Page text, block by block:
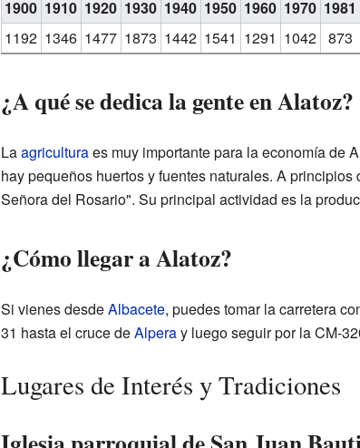
1900 1910 1920 1930 1940 1950 1960 1970 1981
1192 1346 1477 1873 1442 1541 1291 1042 873
¿A qué se dedica la gente en Alatoz?
Laagriculturaes muy importante para la economía de
hay pequeños huertos y fuentes naturales. A
Señora del Rosario". Su principal actividad es la
¿Cómo llegar a Alatoz?
Si vienes desdeAlbacete, puedes tomar la carretera
31 hasta el cruce deAlperay luego seguir por la CM-
Lugares de Interés y Tradiciones